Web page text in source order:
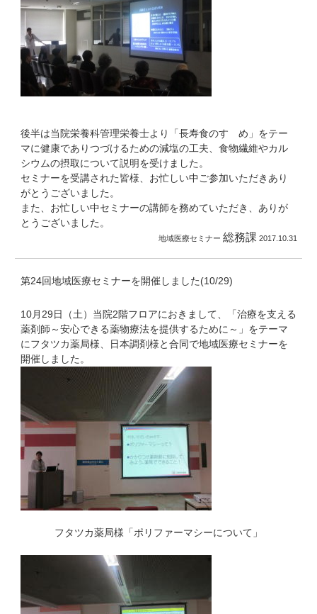
後半は当院栄養科管理栄養士より「長寿食のすゝめ」をテー
マに健康でありつづけるための減塩の工夫、食物繊維やカル
シウムの摂取について説明を受けました。
セミナーを受講された皆様、お忙しい中ご参加いただきあり
がとうございました。
また、お忙しい中セミナーの講師を務めていただき、ありが
とうございました。
地域医療セミナー 総務課 2017.10.31
第24回地域医療セミナーを開催しました(10/29)
10月29日（土）当院2階フロアにおきまして、「治療を支える
薬剤師～安心できる薬物療法を提供するために～」をテーマ
にフタツカ薬局様、日本調剤様と合同で地域医療セミナーを
開催しました。
フタツカ薬局様「ポリファーマシーについて」